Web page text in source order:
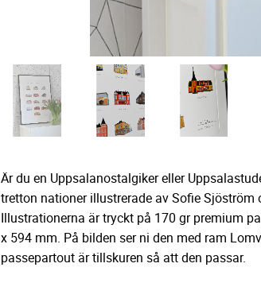
Är du en Uppsalanostalgiker eller
tretton nationer illustrerade av Sofie
Illustrationerna är tryckt på 170 gr premium
x 594 mm. På bilden ser ni den med ram
passepartout är tillskuren så att den passar.